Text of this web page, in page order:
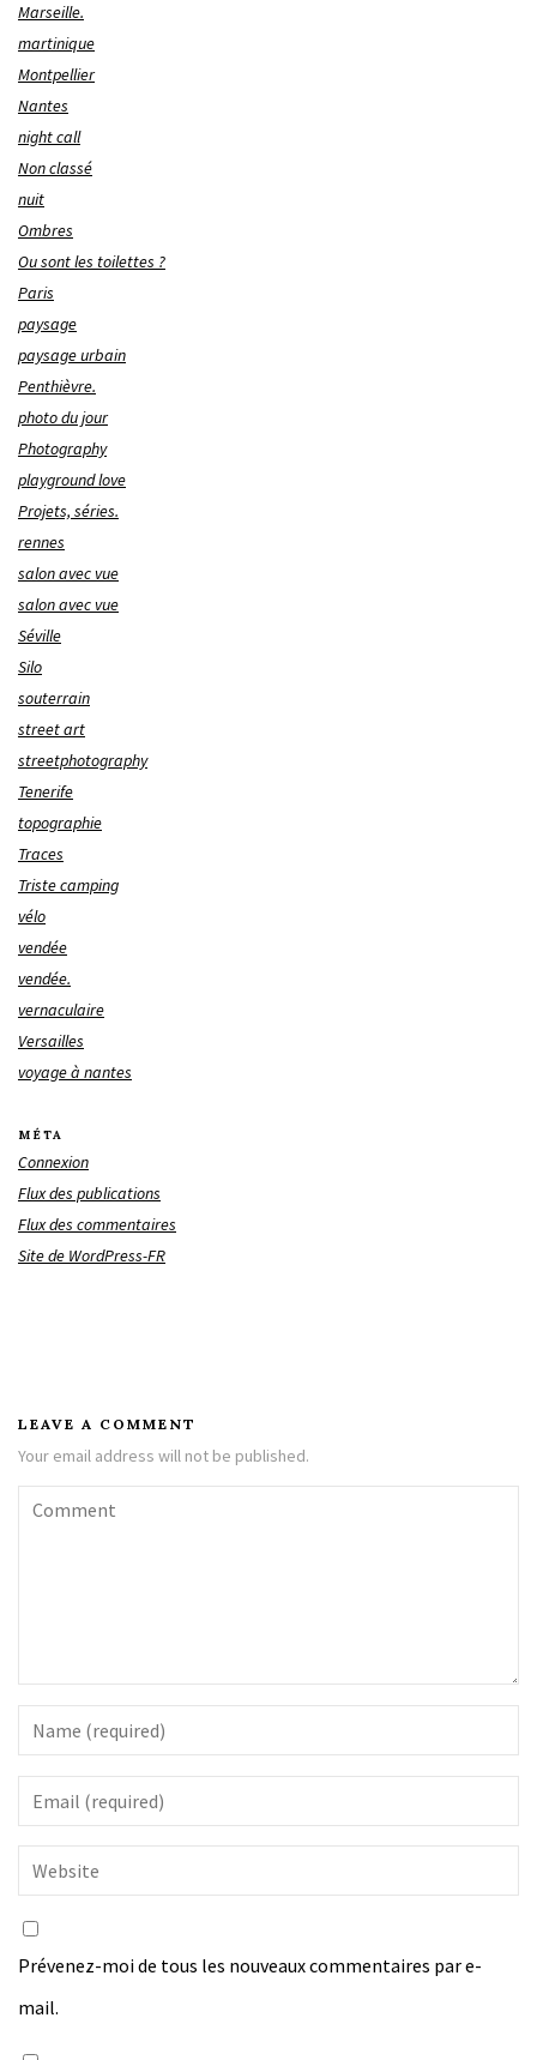
Marseille.
martinique
Montpellier
Nantes
night call
Non classé
nuit
Ombres
Ou sont les toilettes ?
Paris
paysage
paysage urbain
Penthièvre.
photo du jour
Photography
playground love
Projets, séries.
rennes
salon avec vue
salon avec vue
Séville
Silo
souterrain
street art
streetphotography
Tenerife
topographie
Traces
Triste camping
vélo
vendée
vendée.
vernaculaire
Versailles
voyage à nantes
MÉTA
Connexion
Flux des publications
Flux des commentaires
Site de WordPress-FR
LEAVE A COMMENT
Your email address will not be published.
Prévenez-moi de tous les nouveaux commentaires par e-
mail.